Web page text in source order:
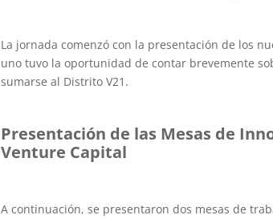
La jornada comenzó con la presentación de los
uno tuvo la oportunidad de contar brevemente
sumarse al Distrito V21.
Presentación de las Mesas de
Venture Capital
A continuación, se presentaron dos mesas de